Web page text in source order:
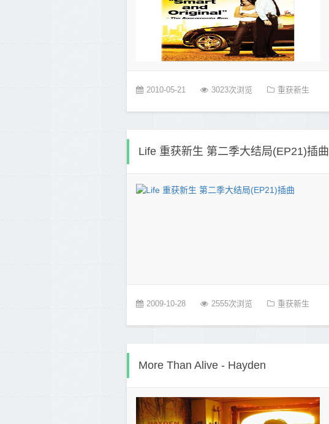
2010-05-21 3023次浏览 重获新生
Life 重获新生 第二季大结局(EP21)插曲
2009-10-28 2555次浏览 重获新生
More Than Alive - Hayden